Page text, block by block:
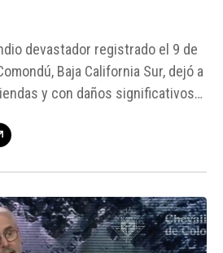
devastador registrado el 9 de
Baja California Sur, dejó a
y con daños significativos
en ayuda de estas familias,